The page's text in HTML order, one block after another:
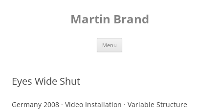
Martin Brand
Menu
Eyes Wide Shut
Germany 2008 · Video Installation · Variable Structure